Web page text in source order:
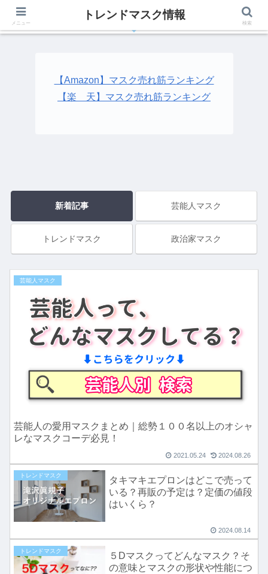
有名人、芸能人が着用しているトレンドマスク最新情報
【Amazon】マスク売れ筋ランキング
【楽 天】マスク売れ筋ランキング
新着記事 芸能人マスク
トレンドマスク 政治家マスク
芸能人マスク
芸能人の愛用マスクまとめ｜総勢１００名以上のオシャ
レなマスクコーデ必見！
2021.05.24 2024.08.26
トレンドマスク
タキマキエプロンはどこで売って
いる？再販の予定は？定価の値段
はいくら？
2024.08.14
トレンドマスク
５Dマスクってどんなマスク？そ
の意味とマスクの形状や性能につ
メニュー
トレンドマスク情報
検索